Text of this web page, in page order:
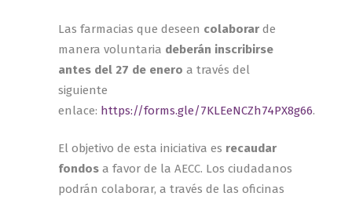
Las farmacias que deseen colaborar de
manera voluntaria deberán inscribirse
antes del 27 de enero a través del
siguiente
enlace: https://forms.gle/7KLEeNCZh74PX8g66.
El objetivo de esta iniciativa es recaudar
fondos a favor de la AECC. Los ciudadanos
podrán colaborar, a través de las oficinas